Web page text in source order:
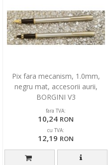
Pix fara mecanism, 1.0mm,
negru mat, accesorii aurii,
BORGINI V3
fara TVA:
10,24 RON
cu TVA:
12,19 RON